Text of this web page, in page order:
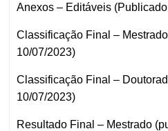
Anexos – Editáveis
Classificação Final –
10/07/2023)
Classificação Final –
10/07/2023)
Resultado Final – Mestrado